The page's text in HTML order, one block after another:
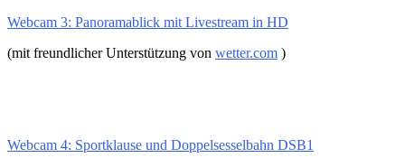
Webcam 3: Panoramablick mit Livestream in HD
(mit freundlicher Unterstützung von wetter.com )
Webcam 4: Sportklause und Doppelsesselbahn DSB1